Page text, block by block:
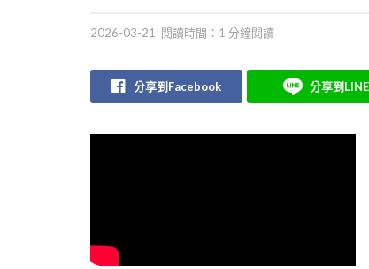
2026-03-21 閱讀時間：1 分鐘閱讀
分享到Facebook 分享到LINE